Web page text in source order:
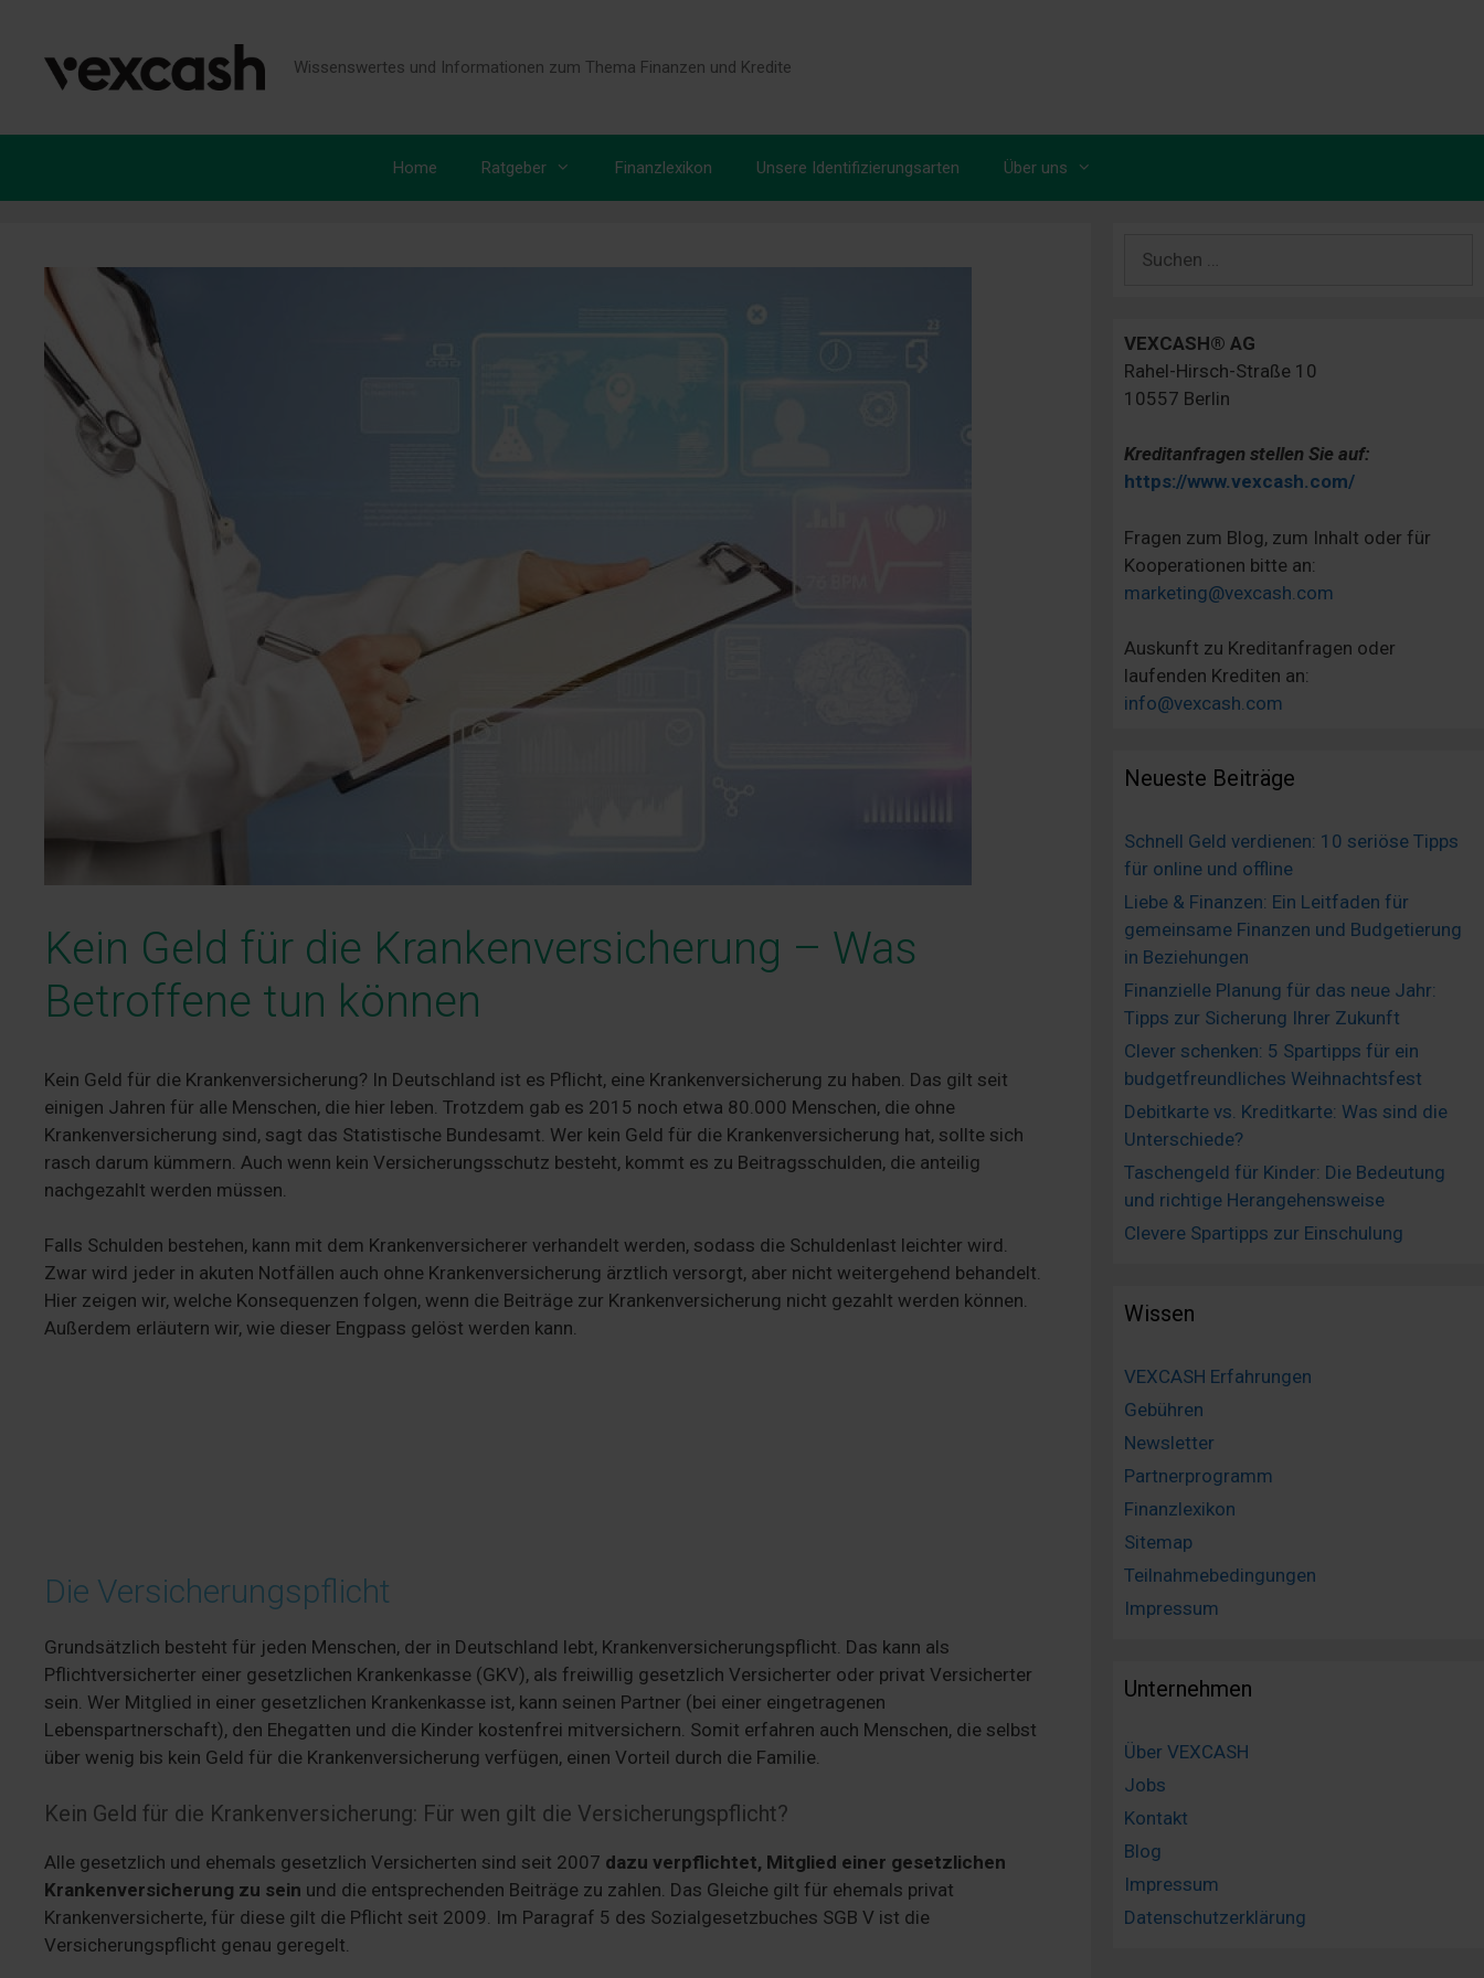
springen
Wissenswertes und Informationen zum Thema Finanzen und Kredite
Home Ratgeber Finanzlexikon Unsere Identifizierungsarten Über uns
Kein Geld für die Krankenversicherung – Was
Betroffene tun können
Kein Geld für die Krankenversicherung? In Deutschland ist es Pflicht, eine Krankenversicherung zu haben. Das gilt seit
einigen Jahren für alle Menschen, die hier leben. Trotzdem gab es 2015 noch etwa 80.000 Menschen, die ohne
Krankenversicherung sind, sagt das Statistische Bundesamt. Wer kein Geld für die Krankenversicherung hat, sollte sich
rasch darum kümmern. Auch wenn kein Versicherungsschutz besteht, kommt es zu Beitragsschulden, die anteilig
nachgezahlt werden müssen.
Falls Schulden bestehen, kann mit dem Krankenversicherer verhandelt werden, sodass die Schuldenlast leichter wird.
Zwar wird jeder in akuten Notfällen auch ohne Krankenversicherung ärztlich versorgt, aber nicht weitergehend behandelt.
Hier zeigen wir, welche Konsequenzen folgen, wenn die Beiträge zur Krankenversicherung nicht gezahlt werden können.
Außerdem erläutern wir, wie dieser Engpass gelöst werden kann.
Die Versicherungspflicht
Grundsätzlich besteht für jeden Menschen, der in Deutschland lebt, Krankenversicherungspflicht. Das kann als
Pflichtversicherter einer gesetzlichen Krankenkasse (GKV), als freiwillig gesetzlich Versicherter oder privat Versicherter
sein. Wer Mitglied in einer gesetzlichen Krankenkasse ist, kann seinen Partner (bei einer eingetragenen
Lebenspartnerschaft), den Ehegatten und die Kinder kostenfrei mitversichern. Somit erfahren auch Menschen, die selbst
über wenig bis kein Geld für die Krankenversicherung verfügen, einen Vorteil durch die Familie.
Kein Geld für die Krankenversicherung: Für wen gilt die Versicherungspflicht?
Alle gesetzlich und ehemals gesetzlich Versicherten sind seit 2007 dazu verpflichtet, Mitglied einer gesetzlichen
Krankenversicherung zu sein und die entsprechenden Beiträge zu zahlen. Das Gleiche gilt für ehemals privat
Krankenversicherte, für diese gilt die Pflicht seit 2009. Im Paragraf 5 des Sozialgesetzbuches SGB V ist die
Versicherungspflicht genau geregelt.
nach:
VEXCASH® AG
Rahel-Hirsch-Straße 10
10557 Berlin
Kreditanfragen stellen Sie auf:
https://www.vexcash.com/
Fragen zum Blog, zum Inhalt oder für
Kooperationen bitte an:
marketing@vexcash.com
Auskunft zu Kreditanfragen oder
laufenden Krediten an:
info@vexcash.com
Neueste Beiträge
Schnell Geld verdienen: 10 seriöse Tipps
für online und offline
Liebe & Finanzen: Ein Leitfaden für
gemeinsame Finanzen und Budgetierung
in Beziehungen
Finanzielle Planung für das neue Jahr:
Tipps zur Sicherung Ihrer Zukunft
Clever schenken: 5 Spartipps für ein
budgetfreundliches Weihnachtsfest
Debitkarte vs. Kreditkarte: Was sind die
Unterschiede?
Taschengeld für Kinder: Die Bedeutung
und richtige Herangehensweise
Clevere Spartipps zur Einschulung
Wissen
VEXCASH Erfahrungen
Gebühren
Newsletter
Partnerprogramm
Finanzlexikon
Sitemap
Teilnahmebedingungen
Impressum
Unternehmen
Über VEXCASH
Jobs
Kontakt
Blog
Impressum
Datenschutzerklärung